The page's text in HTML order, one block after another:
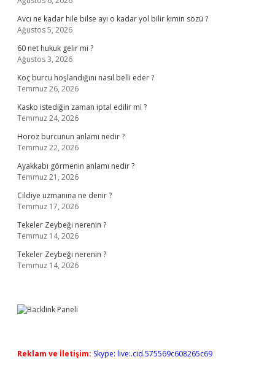
Avcı ne kadar hile bilse ayı o kadar yol bilir kimin sözü ?
Ağustos 5, 2026
60 net hukuk gelir mi ?
Ağustos 3, 2026
Koç burcu hoşlandığını nasıl belli eder ?
Temmuz 26, 2026
Kasko istediğin zaman iptal edilir mi ?
Temmuz 24, 2026
Horoz burcunun anlamı nedir ?
Temmuz 22, 2026
Ayakkabı görmenin anlamı nedir ?
Temmuz 21, 2026
Cildiye uzmanına ne denir ?
Temmuz 17, 2026
Tekeler Zeybeği nerenin ?
Temmuz 14, 2026
Tekeler Zeybeği nerenin ?
Temmuz 14, 2026
Reklam ve İletişim: Skype: live:.cid.575569c608265c69